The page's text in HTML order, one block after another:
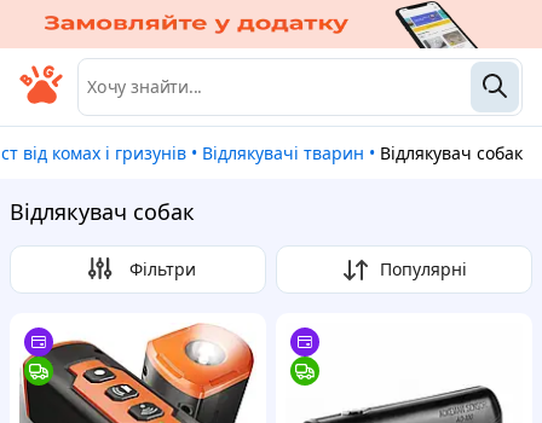
від комах і гризунів • Відлякувачі тварин • Відлякувач собак
Відлякувач собак
Фільтри Популярні